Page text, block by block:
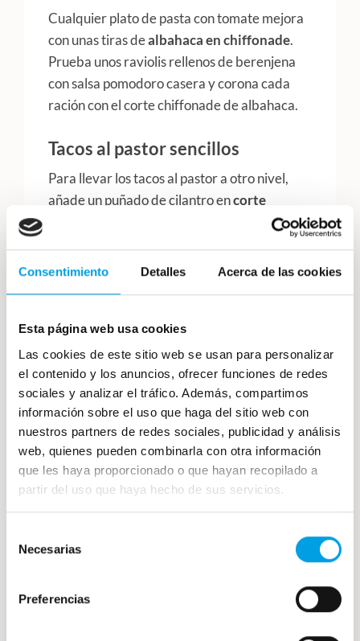
Consentimiento Detalles Acerca de las cookies
Esta página web usa cookies
Las cookies de este sitio web se usan para personalizar
el contenido y los anuncios, ofrecer funciones de redes
sociales y analizar el tráfico. Además, compartimos
información sobre el uso que haga del sitio web con
nuestros partners de redes sociales, publicidad y análisis
web, quienes pueden combinarla con otra información
que les haya proporcionado o que hayan recopilado a
partir del uso que haya hecho de sus servicios.
Necesarias
Preferencias
Cualquier plato de pasta con tomate mejora
con unas tiras dealbahaca en chiffonade.
Prueba unos raviolis rellenos de berenjena
con salsa pomodoro casera y corona cada
ración con el corte chiffonade de albahaca.
Tacos al pastor sencillos
Para llevar los tacos al pastor a otro nivel,
añade un puñado de cilantro encorte
, frijoles negros, pulled pork,
cebolla morada en aros y una vinagreta de
lima. ¡El chiffonade de cilantro aportará
Recomendaciones para
realizar el corte
chiffonade
correctamente
Hacer este corte es muy sencillo, pero es
importante seguir las siguientes
cortes limpios y evita aplastar las hojas.
Emplea una tabla antideslizante